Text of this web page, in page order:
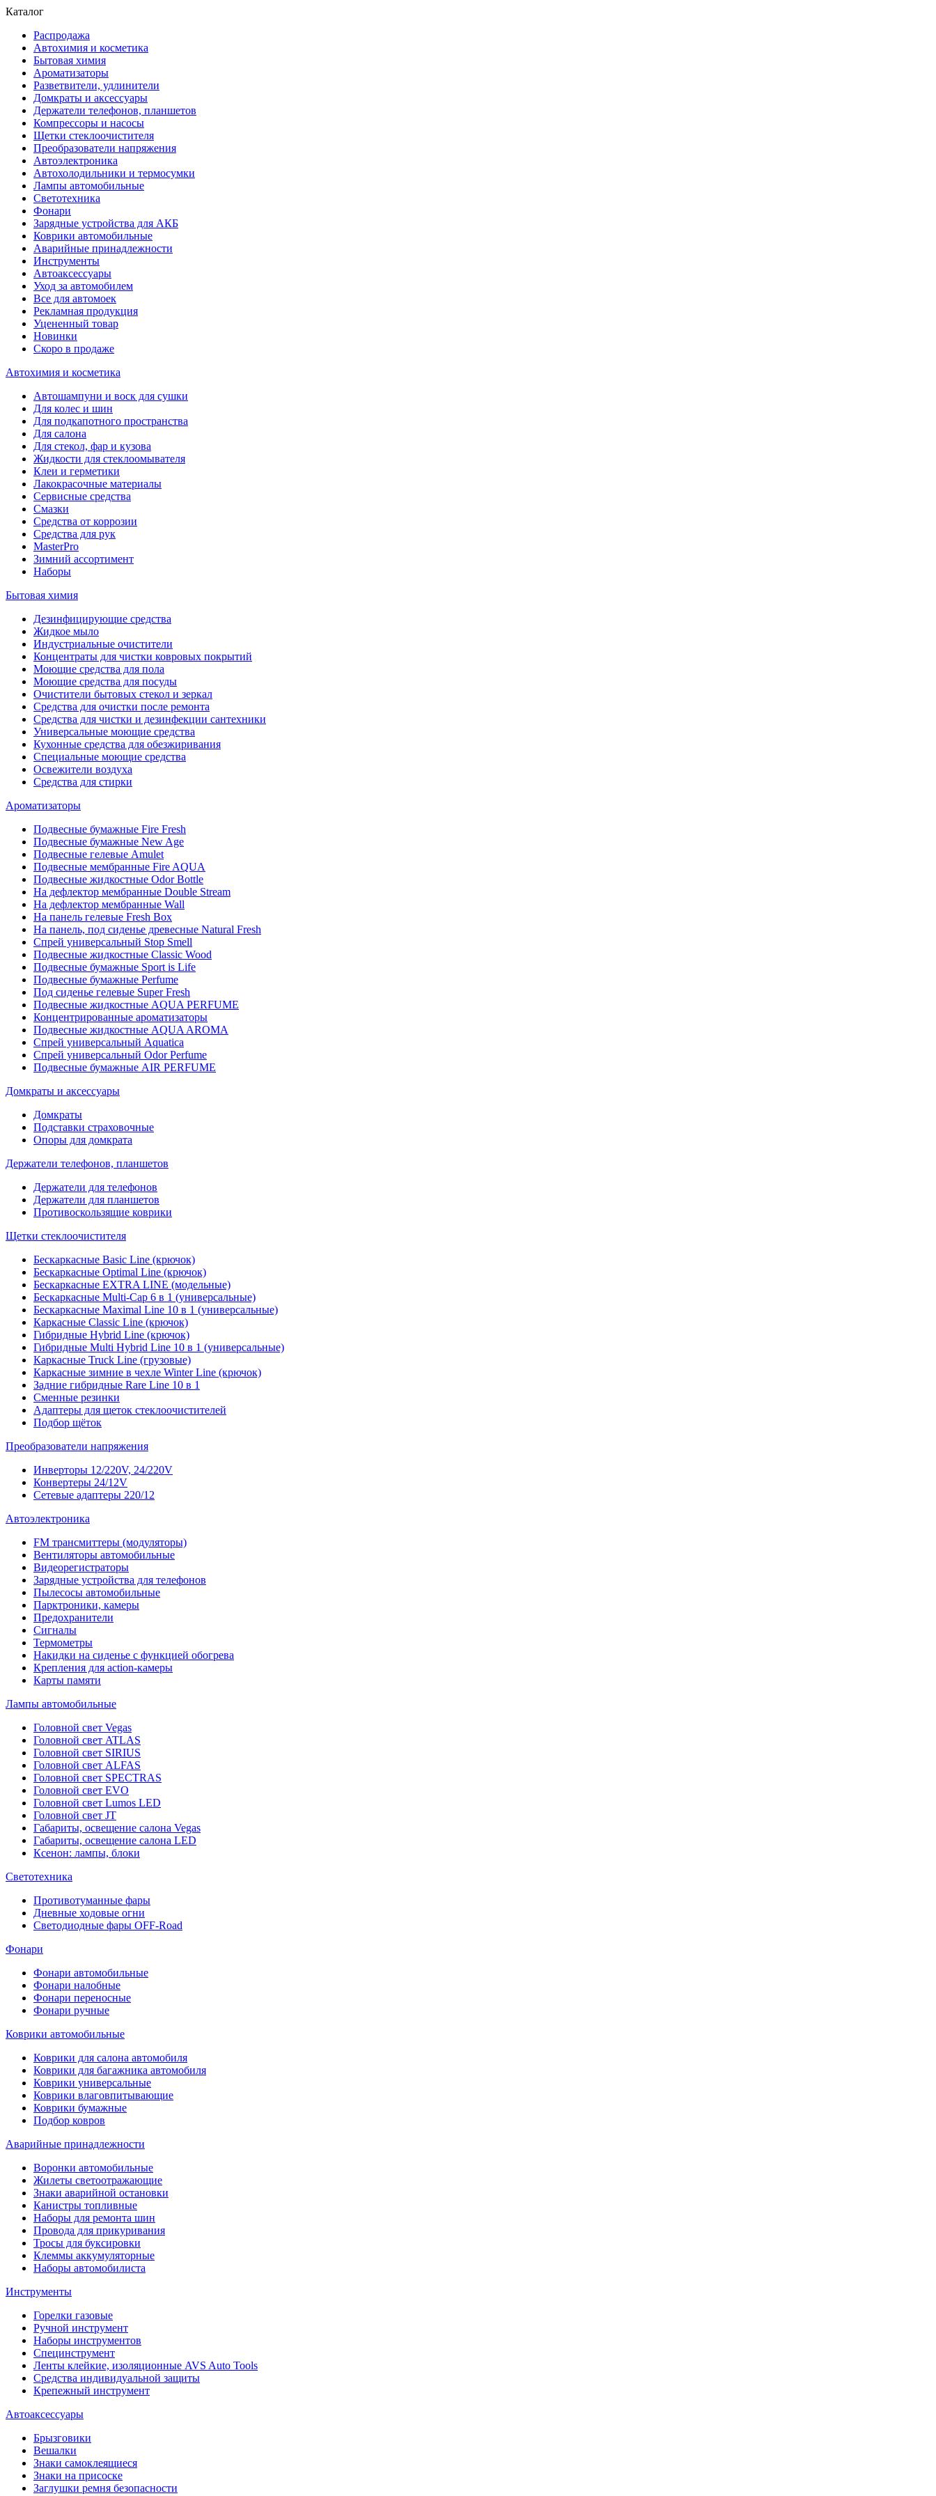
Каталог
Распродажа
Автохимия и косметика
Бытовая химия
Ароматизаторы
Разветвители, удлинители
Домкраты и аксессуары
Держатели телефонов, планшетов
Компрессоры и насосы
Щетки стеклоочистителя
Преобразователи напряжения
Автоэлектроника
Автохолодильники и термосумки
Лампы автомобильные
Светотехника
Фонари
Зарядные устройства для АКБ
Коврики автомобильные
Аварийные принадлежности
Инструменты
Автоаксессуары
Уход за автомобилем
Все для автомоек
Рекламная продукция
Уцененный товар
Новинки
Скоро в продаже
Автохимия и косметика
Автошампуни и воск для сушки
Для колес и шин
Для подкапотного пространства
Для салона
Для стекол, фар и кузова
Жидкости для стеклоомывателя
Клеи и герметики
Лакокрасочные материалы
Сервисные средства
Смазки
Средства от коррозии
Средства для рук
MasterPro
Зимний ассортимент
Наборы
Бытовая химия
Дезинфицирующие средства
Жидкое мыло
Индустриальные очистители
Концентраты для чистки ковровых покрытий
Моющие средства для пола
Моющие средства для посуды
Очистители бытовых стекол и зеркал
Средства для очистки после ремонта
Средства для чистки и дезинфекции сантехники
Универсальные моющие средства
Кухонные средства для обезжиривания
Специальные моющие средства
Освежители воздуха
Средства для стирки
Ароматизаторы
Подвесные бумажные Fire Fresh
Подвесные бумажные New Age
Подвесные гелевые Amulet
Подвесные мембранные Fire AQUA
Подвесные жидкостные Odor Bottle
На дефлектор мембранные Double Stream
На дефлектор мембранные Wall
На панель гелевые Fresh Box
На панель, под сиденье древесные Natural Fresh
Спрей универсальный Stop Smell
Подвесные жидкостные Classic Wood
Подвесные бумажные Sport is Life
Подвесные бумажные Perfume
Под сиденье гелевые Super Fresh
Подвесные жидкостные AQUA PERFUME
Концентрированные ароматизаторы
Подвесные жидкостные AQUA AROMA
Спрей универсальный Aquatica
Спрей универсальный Odor Perfume
Подвесные бумажные AIR PERFUME
Домкраты и аксессуары
Домкраты
Подставки страховочные
Опоры для домкрата
Держатели телефонов, планшетов
Держатели для телефонов
Держатели для планшетов
Противоскользящие коврики
Щетки стеклоочистителя
Бескаркасные Basic Line (крючок)
Бескаркасные Optimal Line (крючок)
Бескаркасные EXTRA LINE (модельные)
Бескаркасные Multi-Cap 6 в 1 (универсальные)
Бескаркасные Maximal Line 10 в 1 (универсальные)
Каркасные Classic Line (крючок)
Гибридные Hybrid Line (крючок)
Гибридные Multi Hybrid Line 10 в 1 (универсальные)
Каркасные Truck Line (грузовые)
Каркасные зимние в чехле Winter Line (крючок)
Задние гибридные Rare Line 10 в 1
Сменные резинки
Адаптеры для щеток стеклоочистителей
Подбор щёток
Преобразователи напряжения
Инверторы 12/220V, 24/220V
Конвертеры 24/12V
Сетевые адаптеры 220/12
Автоэлектроника
FM трансмиттеры (модуляторы)
Вентиляторы автомобильные
Видеорегистраторы
Зарядные устройства для телефонов
Пылесосы автомобильные
Парктроники, камеры
Предохранители
Сигналы
Термометры
Накидки на сиденье с функцией обогрева
Крепления для action-камеры
Карты памяти
Лампы автомобильные
Головной свет Vegas
Головной свет ATLAS
Головной свет SIRIUS
Головной свет ALFAS
Головной свет SPECTRAS
Головной свет EVO
Головной свет Lumos LED
Головной свет JT
Габариты, освещение салона Vegas
Габариты, освещение салона LED
Ксенон: лампы, блоки
Светотехника
Противотуманные фары
Дневные ходовые огни
Светодиодные фары OFF-Road
Фонари
Фонари автомобильные
Фонари налобные
Фонари переносные
Фонари ручные
Коврики автомобильные
Коврики для салона автомобиля
Коврики для багажника автомобиля
Коврики универсальные
Коврики влаговпитывающие
Коврики бумажные
Подбор ковров
Аварийные принадлежности
Воронки автомобильные
Жилеты светоотражающие
Знаки аварийной остановки
Канистры топливные
Наборы для ремонта шин
Провода для прикуривания
Тросы для буксировки
Клеммы аккумуляторные
Наборы автомобилиста
Инструменты
Горелки газовые
Ручной инструмент
Наборы инструментов
Специнструмент
Ленты клейкие, изоляционные AVS Auto Tools
Средства индивидуальной защиты
Крепежный инструмент
Автоаксессуары
Брызговики
Вешалки
Знаки самоклеящиеся
Знаки на присоске
Заглушки ремня безопасности